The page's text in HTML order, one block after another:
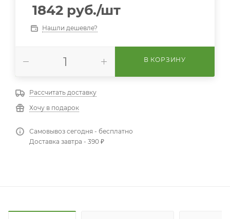
1842 руб./шт
Нашли дешевле?
В КОРЗИНУ
Рассчитать доставку
Хочу в подарок
Самовывоз сегодня - бесплатно
Доставка завтра - 390 ₽